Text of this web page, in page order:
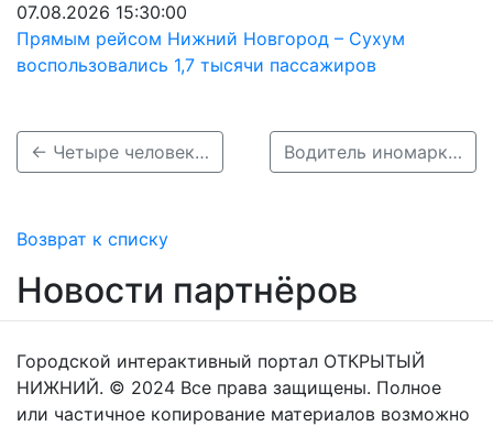
07.08.2026 15:30:00
Прямым рейсом Нижний Новгород – Сухум
воспользовались 1,7 тысячи пассажиров
← Четыре человека погибли в двух ДТП на трассе М-7 под Лысковом Водитель иномарки столкнулся с фурой и погиб в Дзержинске →
Возврат к списку
Новости партнёров
Городской интерактивный портал ОТКРЫТЫЙ
НИЖНИЙ. © 2024 Все права защищены. Полное
или частичное копирование материалов возможно